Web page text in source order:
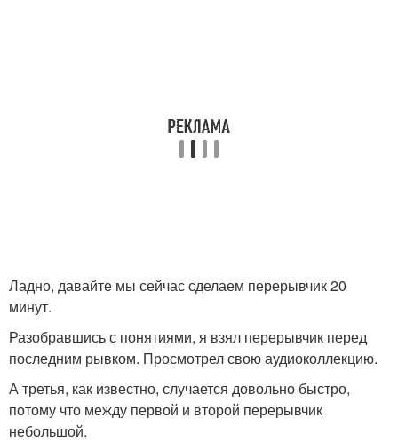
Ладно, давайте мы сейчас сделаем перерывчик 20
минут.
Разобравшись с понятиями, я взял перерывчик перед
последним рывком. Просмотрел свою аудиоколлекцию.
А третья, как известно, случается довольно быстро,
потому что между первой и второй перерывчик
небольшой.